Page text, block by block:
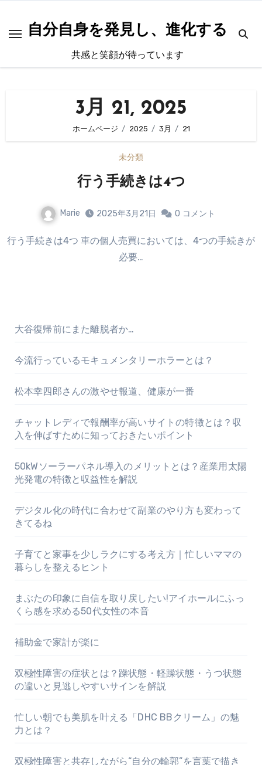
自分自身を発見し、進化する
共感と笑顔が待っています
3月 21, 2025
ホームページ 2025 3月 21
未分類
行う手続きは4つ
Marie 2025年3月21日 0 コメント
行う手続きは4つ 車の個人売買においては、4つの手続きが
必要…
大谷復帰前にまた離脱者か…
今流行っているモキュメンタリーホラーとは？
松本幸四郎さんの激やせ報道、健康が一番
チャットレディで報酬率が高いサイトの特徴とは？収
入を伸ばすために知っておきたいポイント
50kWソーラーパネル導入のメリットとは？産業用太陽
光発電の特徴と収益性を解説
デジタル化の時代に合わせて副業のやり方も変わって
きてるね
子育てと家事を少しラクにする考え方｜忙しいママの
暮らしを整えるヒント
まぶたの印象に自信を取り戻したい!アイホールにふっ
くら感を求める50代女性の本音
補助金で家計が楽に
双極性障害の症状とは？躁状態・軽躁状態・うつ状態
の違いと見逃しやすいサインを解説
忙しい朝でも美肌を叶える「DHC BBクリーム」の魅
力とは？
双極性障害と共存しながら“自分の輪郭”を言葉で描き